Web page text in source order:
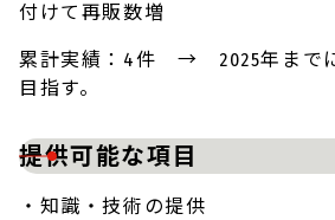
付けて再販数増
累計実績：4件 → 2025年までに
目指す。
提供可能な項目
・知識・技術の提供